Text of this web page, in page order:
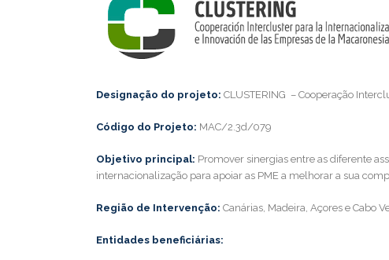
Designação do projeto: CLUSTERING – Cooperação
Código do Projeto: MAC/2.3d/079
Objetivo principal: Promover sinergias entre as diferente
internacionalização para apoiar as PME a melhorar a sua
Região de Intervenção: Canárias, Madeira, Açores e Cabo
Entidades beneficiárias: